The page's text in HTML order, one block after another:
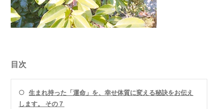
目次
○生まれ持った「運命」を、幸せ体質に変える秘訣をお伝え
します。 その７